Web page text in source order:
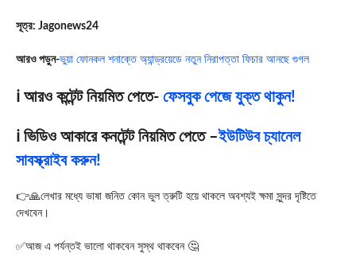
সূত্র: Jagonews24
আরও পড়ুন-ভুয়া ফোনকল শনাক্তে অ্যান্ড্রয়েডে নতুন নিরাপত্তা ফিচার আনছে গুগল
ℹ️ আরও কন্টেন্ট নিয়মিত পেতে- ফেসবুক পেজে যুক্ত থাকুন!
ℹ️ ভিডিও আকারে কনটেন্ট নিয়মিত পেতে –ইউটিউব চ্যানেল
সাবস্ক্রাইব করুন!
👉🙏লেখার মধ্যে ভাষা জনিত কোন ভুল ত্রুটি হয়ে থাকলে অবশ্যই ক্ষমা সুন্দর দৃষ্টিতে
দেখবেন।
✅আজ এ পর্যন্তই ভালো থাকবেন সুস্থ থাকবেন 🤔